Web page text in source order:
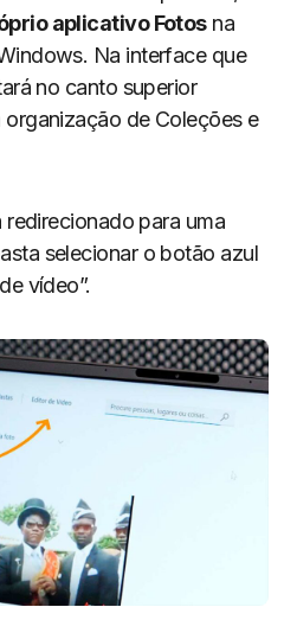
aplicativo Fotosna
Na interface que
no canto superior
de Coleções e
para uma
selecionar o botão azul
vídeo”.